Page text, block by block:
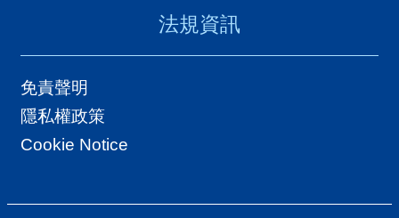
法規資訊
免責聲明
隱私權政策
Cookie Notice